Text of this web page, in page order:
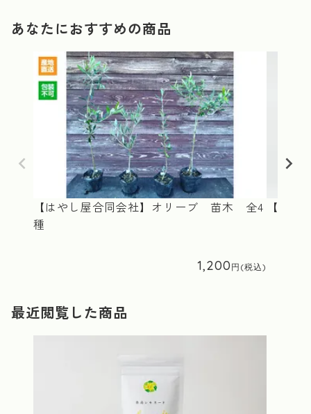
あなたにおすすめの商品
【はやし屋合同会社】オリーブ 苗木 全4
種
1,200
【合
最近閲覧した商品